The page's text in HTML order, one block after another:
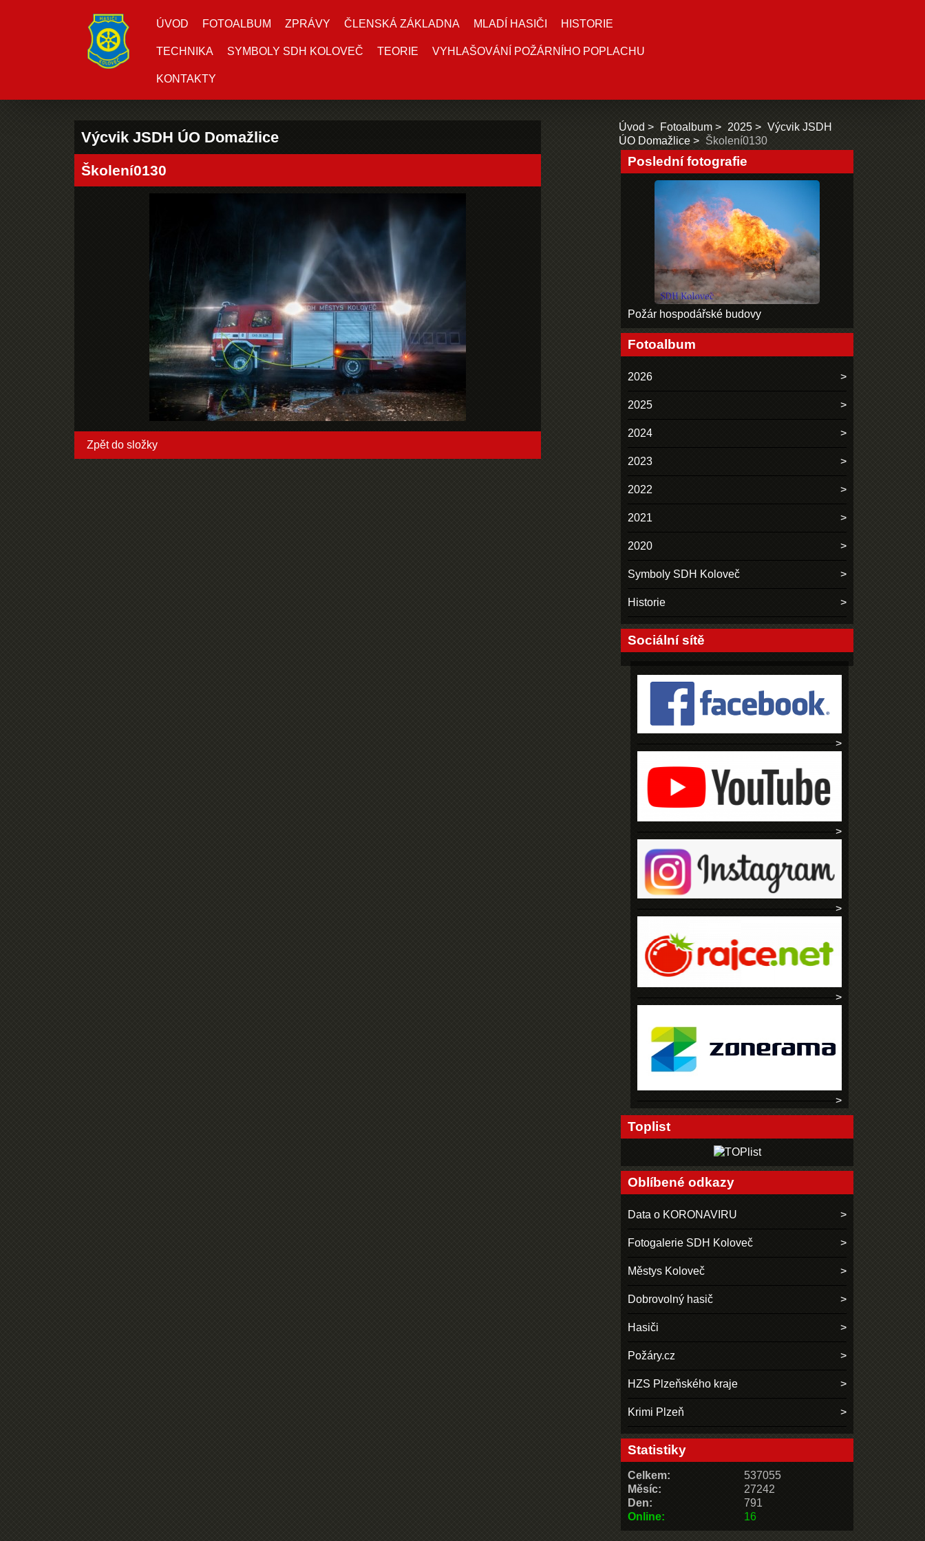
ÚVOD FOTOALBUM ZPRÁVY ČLENSKÁ ZÁKLADNA MLADÍ HASIČI HISTORIE
TECHNIKA SYMBOLY SDH KOLOVEČ TEORIE VYHLAŠOVÁNÍ POŽÁRNÍHO POPLACHU
KONTAKTY
Výcvik JSDH ÚO Domažlice
Školení0130
Zpět do složky
Úvod Fotoalbum 2025
Výcvik JSDH
ÚO Domažlice
Školení0130
Poslední fotografie
Požár hospodářské budovy
Fotoalbum
2026
2025
2024
2023
2022
2021
2020
Symboly SDH Koloveč
Historie
Sociální sítě
Toplist
Oblíbené odkazy
Data o KORONAVIRU
Fotogalerie SDH Koloveč
Městys Koloveč
Dobrovolný hasič
Hasiči
Požáry.cz
HZS Plzeňského kraje
Krimi Plzeň
Statistiky
Online: 16
Celkem:
537055
Měsíc:
27242
Den:
791